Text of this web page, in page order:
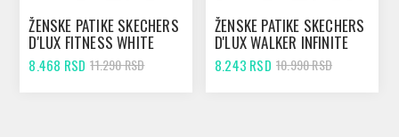
ŽENSKE PATIKE SKECHERS
D'LUX FITNESS WHITE
8.468 RSD 11.290 RSD
ŽENSKE PATIKE SKECHERS
D'LUX WALKER INFINITE
MOTION BLACK
8.243 RSD 10.990 RSD